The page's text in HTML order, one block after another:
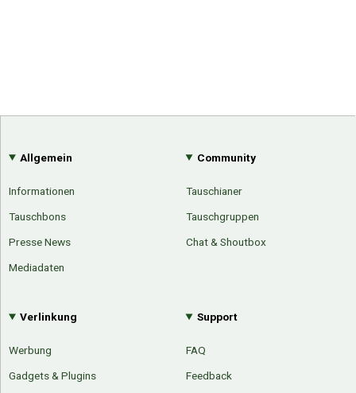
Allgemein
Informationen
Tauschbons
Presse News
Mediadaten
Community
Tauschianer
Tauschgruppen
Chat & Shoutbox
Verlinkung
Werbung
Gadgets & Plugins
Support
FAQ
Feedback